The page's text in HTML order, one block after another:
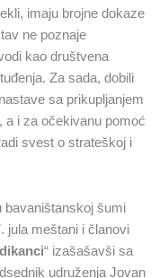
imaju brojne dokaze
ne poznaje
kao društvena
Za sada, dobili
sa prikupljanjem
a i za očekivanu pomoć
svest o strateškoj i
bavaništanskoj šumi
jula meštani i članovi
“ izašašavši sa
udruženja Jovan